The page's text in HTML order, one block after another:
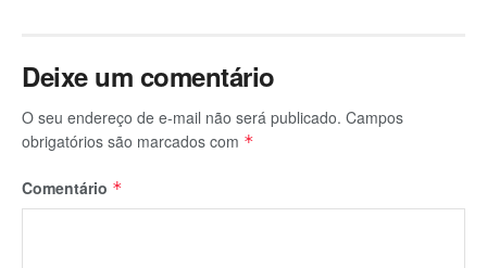
Deixe um comentário
O seu endereço de e-mail não será publicado. Campos
obrigatórios são marcados com *
Comentário *